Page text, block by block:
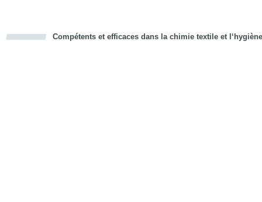
Compétents et efficaces dans la chimie textile et l‘hygiène